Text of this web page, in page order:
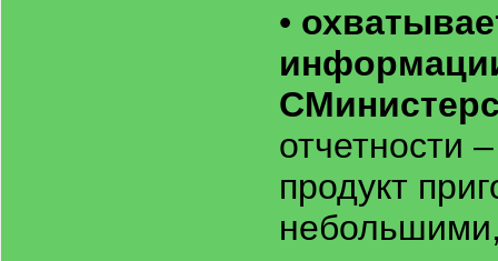
•
отчетности
продукт